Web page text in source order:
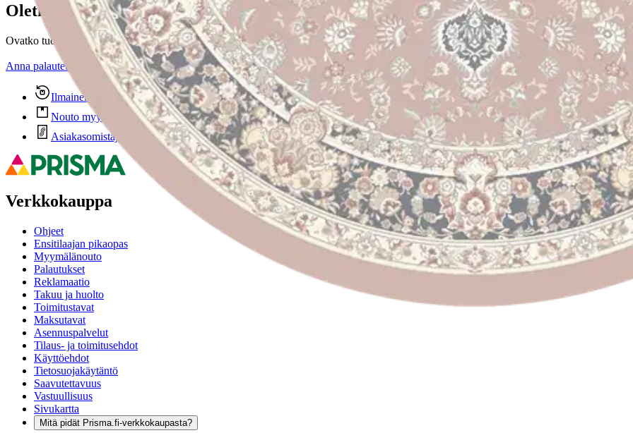
Oletko tyytyväinen tuotetietoihin?
Ovatko tuotetiedot riittävät? Jos tuotetiedoissa on puutteita tai niitä voisi muuten parantaa, anna palautetta.
Anna palautetta Avautuu uuteen välilehteen
Ilmainen palautus 30 päivää.*
Nouto myymälästä ilman toimituskuluja.
Asiakasomistajalle Bonusta jopa 5 %.*
Verkkokauppa
Ohjeet
Ensitilaajan pikaopas
Myymälänouto
Palautukset
Reklamaatio
Takuu ja huolto
Toimitustavat
Maksutavat
Asennuspalvelut
Tilaus- ja toimitusehdot
Käyttöehdot
Tietosuojakäytäntö
Saavutettavuus
Vastuullisuus
Sivukartta
Mitä pidät Prisma.fi-verkkokaupasta?